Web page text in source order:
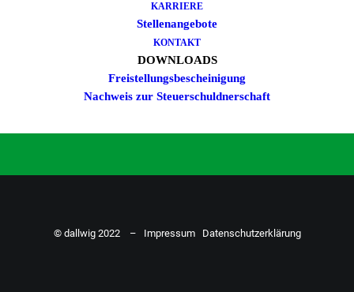
KARRIERE
Stellenangebote
KONTAKT
DOWNLOADS
Freistellungsbescheinigung
Nachweis zur Steuerschuldnerschaft
ZU DEN STELLENANGEBOTEN
© dallwig 2022 – Impressum Datenschutzerklärung